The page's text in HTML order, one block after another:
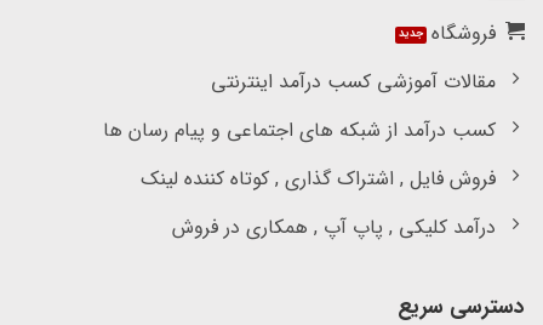
فروشگاه
مقالات آموزشی کسب درآمد اینترنتی
کسب درآمد از شبکه های اجتماعی و پیام رسان ها
فروش فایل , اشتراک گذاری , کوتاه کننده لینک
درآمد کلیکی , پاپ آپ , همکاری در فروش
دسترسی سریع